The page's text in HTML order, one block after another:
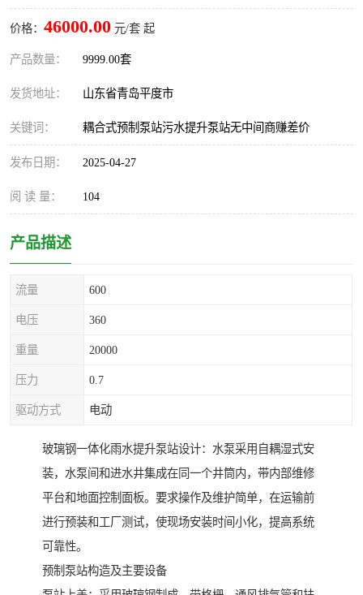
价格： 46000.00 元/套 起
产品数量： 9999.00套
发货地址： 山东省青岛平度市
关键词： 耦合式预制泵站污水提升泵站无中间商赚差价
发布日期： 2025-04-27
阅 读 量： 104
产品描述
流量 600
电压 360
重量 20000
压力 0.7
驱动方式 电动
玻璃钢一体化雨水提升泵站设计：水泵采用自耦湿式安
装，水泵间和进水井集成在同一个井筒内，带内部维修
平台和地面控制面板。要求操作及维护简单，在运输前
进行预装和工厂测试，使现场安装时间小化，提高系统
可靠性。
预制泵站构造及主要设备
水平自清洗格栅